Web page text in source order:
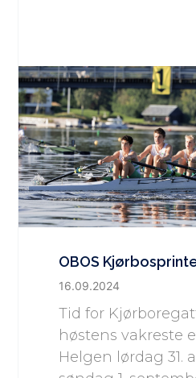
OBOS
16.09.2024
Tid for
høstens vakreste
Helgen lørdag 31.